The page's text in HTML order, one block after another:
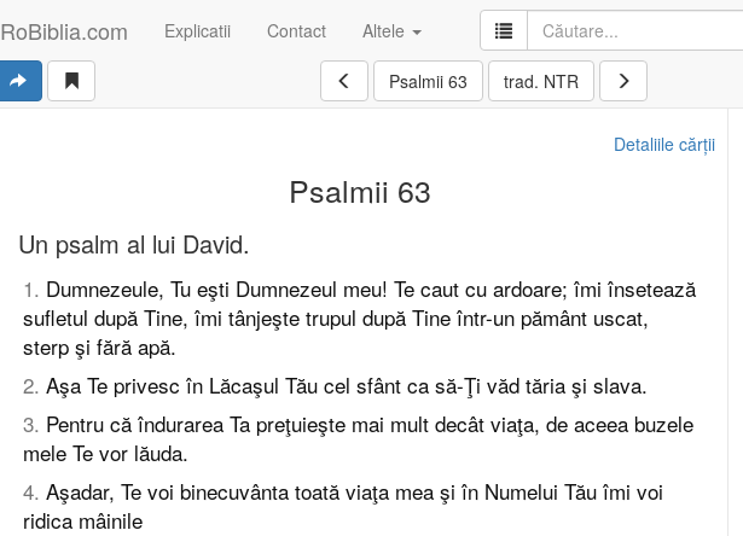
RoBiblia.com Explicatii Contact Altele
Psalmii 63 trad. NTR
Detaliile cărții
Psalmii 63
Un psalm al lui David.
1. Dumnezeule, Tu eşti Dumnezeul meu! Te caut cu ardoare; îmi însetează
sufletul după Tine, îmi tânjeşte trupul după Tine într-un pământ uscat,
sterp şi fără apă.
2. Aşa Te privesc în Lăcaşul Tău cel sfânt ca să-Ţi văd tăria şi slava.
3. Pentru că îndurarea Ta preţuieşte mai mult decât viaţa, de aceea buzele
mele Te vor lăuda.
4. Aşadar, Te voi binecuvânta toată viaţa mea şi în Numelui Tău îmi voi
ridica mâinile